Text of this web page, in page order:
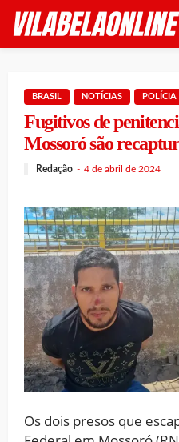
BRASIL NOTÍCIAS POLÍCIA
Fugitivos de
Mossoró são
Redação 4 de abril de 2024
Os dois presos que